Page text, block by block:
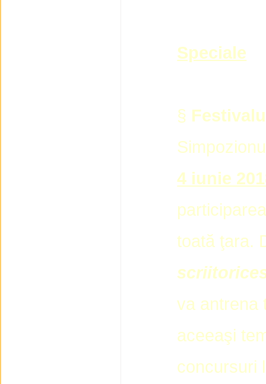
Speciale
§
4 iunie
toată ţara.
va antrena
aceeaşi
concursuri